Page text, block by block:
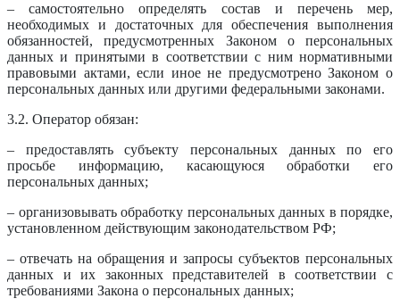
– самостоятельно определять состав и перечень мер,
необходимых и достаточных для обеспечения выполнения
обязанностей, предусмотренных Законом о персональных
данных и принятыми в соответствии с ним нормативными
правовыми актами, если иное не предусмотрено Законом о
персональных данных или другими федеральными законами.
3.2. Оператор обязан:
– предоставлять субъекту персональных данных по его
просьбе информацию, касающуюся обработки его
персональных данных;
– организовывать обработку персональных данных в порядке,
установленном действующим законодательством РФ;
– отвечать на обращения и запросы субъектов персональных
данных и их законных представителей в соответствии с
требованиями Закона о персональных данных;